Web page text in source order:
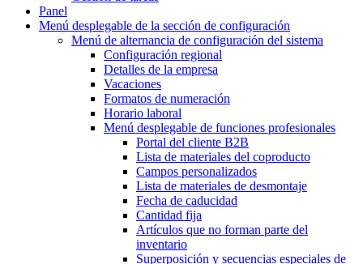
Panel
Menú desplegable de la sección de configuración
Menú de alternancia de configuración del sistema
Configuración regional
Detalles de la empresa
Vacaciones
Formatos de numeración
Horario laboral
Menú desplegable de funciones profesionales
Portal del cliente B2B
Lista de materiales del coproducto
Campos personalizados
Lista de materiales de desmontaje
Fecha de caducidad
Cantidad fija
Artículos que no forman parte del
inventario
Superposición y secuencias especiales de